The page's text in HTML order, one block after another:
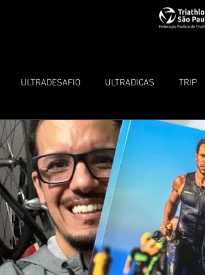
ULTRADESAFIO ULTRADICAS TRIP